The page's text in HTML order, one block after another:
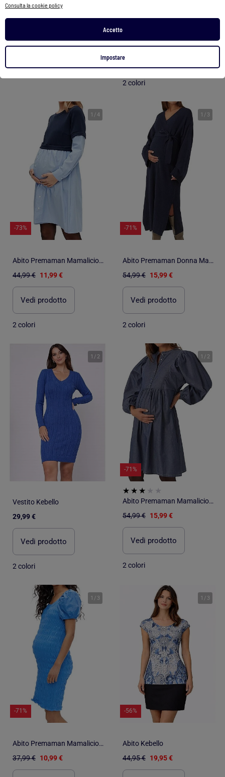
Consulta la cookie policy
Accetto
Impostare
Abito Kebello
Abito Kebello
2 colori
1 /4
-73%
Abito Premaman Mamalicious da Donna
44,99 € 11,99 €
Vedi prodotto
2 colori
1 / 3
-71%
Abito Premaman Donna Mamalicious
54,99 € 15,99 €
Vedi prodotto
2 colori
1 / 2
Vestito Kebello
29,99 €
Vedi prodotto
2 colori
1 / 2
-71%
Abito Premaman Mamalicious
54,99 € 15,99 €
Vedi prodotto
2 colori
1 / 3
-71%
Abito Premaman Mamalicious da Donna
37,99 € 10,99 €
1 / 3
-56%
Abito Kebello
44,95 € 19,95 €